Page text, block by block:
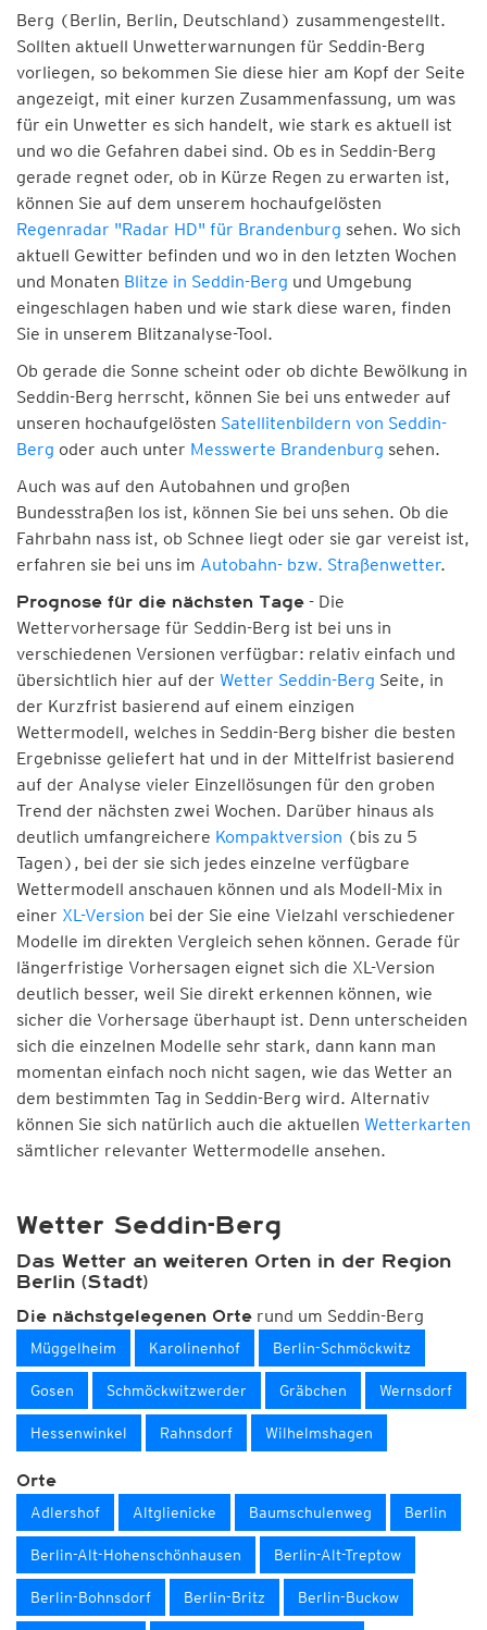
Berg (Berlin, Berlin, Deutschland) zusammengestellt.
Sollten aktuell Unwetterwarnungen für Seddin-Berg
vorliegen, so bekommen Sie diese hier am Kopf der Seite
angezeigt, mit einer kurzen Zusammenfassung, um was
für ein Unwetter es sich handelt, wie stark es aktuell ist
und wo die Gefahren dabei sind. Ob es in Seddin-Berg
gerade regnet oder, ob in Kürze Regen zu erwarten ist,
können Sie auf dem unserem hochaufgelösten
Regenradar "Radar HD" für Brandenburg sehen. Wo sich
aktuell Gewitter befinden und wo in den letzten Wochen
und Monaten Blitze in Seddin-Berg und Umgebung
eingeschlagen haben und wie stark diese waren, finden
Sie in unserem Blitzanalyse-Tool.
Ob gerade die Sonne scheint oder ob dichte Bewölkung in
Seddin-Berg herrscht, können Sie bei uns entweder auf
unseren hochaufgelösten Satellitenbildern von Seddin-
Berg oder auch unter Messwerte Brandenburg sehen.
Auch was auf den Autobahnen und großen
Bundesstraßen los ist, können Sie bei uns sehen. Ob die
Fahrbahn nass ist, ob Schnee liegt oder sie gar vereist ist,
erfahren sie bei uns im Autobahn- bzw. Straßenwetter.
Prognose für die nächsten Tage - Die
Wettervorhersage für Seddin-Berg ist bei uns in
verschiedenen Versionen verfügbar: relativ einfach und
übersichtlich hier auf der Wetter Seddin-Berg Seite, in
der Kurzfrist basierend auf einem einzigen
Wettermodell, welches in Seddin-Berg bisher die besten
Ergebnisse geliefert hat und in der Mittelfrist basierend
auf der Analyse vieler Einzellösungen für den groben
Trend der nächsten zwei Wochen. Darüber hinaus als
deutlich umfangreichere Kompaktversion (bis zu 5
Tagen), bei der sie sich jedes einzelne verfügbare
Wettermodell anschauen können und als Modell-Mix in
einer XL-Version bei der Sie eine Vielzahl verschiedener
Modelle im direkten Vergleich sehen können. Gerade für
längerfristige Vorhersagen eignet sich die XL-Version
deutlich besser, weil Sie direkt erkennen können, wie
sicher die Vorhersage überhaupt ist. Denn unterscheiden
sich die einzelnen Modelle sehr stark, dann kann man
momentan einfach noch nicht sagen, wie das Wetter an
dem bestimmten Tag in Seddin-Berg wird. Alternativ
können Sie sich natürlich auch die aktuellen Wetterkarten
sämtlicher relevanter Wettermodelle ansehen.
Wetter Seddin-Berg
Das Wetter an weiteren Orten in der Region
Berlin (Stadt)
Die nächstgelegenen Orte rund um Seddin-Berg
Müggelheim Karolinenhof Berlin-Schmöckwitz
Gosen Schmöckwitzwerder Gräbchen Wernsdorf
Hessenwinkel Rahnsdorf Wilhelmshagen
Orte
Adlershof Altglienicke Baumschulenweg Berlin
Berlin-Alt-Hohenschönhausen Berlin-Alt-Treptow
Berlin-Bohnsdorf Berlin-Britz Berlin-Buckow